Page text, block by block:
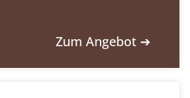
Zum Angebot ➔